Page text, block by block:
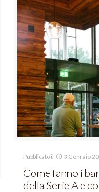
Pubblicato il 3 Gennaio
Come fanno i
della Serie A e